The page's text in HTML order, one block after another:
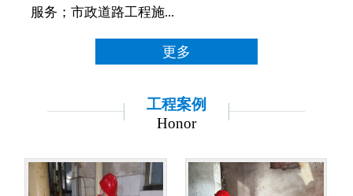
服务；市政道路工程施...
更多
工程案例
Honor